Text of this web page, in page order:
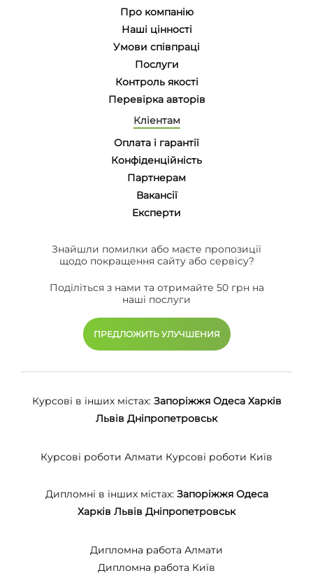
Про компанію
Наші цінності
Умови співпраці
Послуги
Контроль якості
Перевірка авторів
Кліентам
Оплата і гарантії
Конфіденційність
Партнерам
Вакансії
Eксперти
Знайшли помилки або маєте пропозиції
щодо покращення сайту або сервісу?
Поділіться з нами та отримайте 50 грн на
наші послуги
ПРЕДЛОЖИТЬ УЛУЧШЕНИЯ
Курсові в інших містах: Запоріжжя Одеса Харків
Львів Дніпропетровськ
Курсові роботи Алмати Курсові роботи Київ
Дипломні в інших містах: Запоріжжя Одеса
Харків Львів Дніпропетровськ
Дипломна работа Алмати
Дипломна работа Київ